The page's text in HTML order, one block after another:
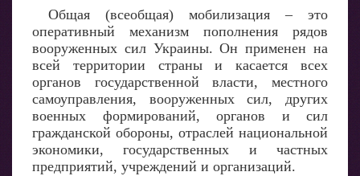
Общая (всеобщая) мобилизация – это
оперативный механизм пополнения рядов
вооруженных сил Украины. Он применен на
всей территории страны и касается всех
органов государственной власти, местного
самоуправления, вооруженных сил, других
военных формирований, органов и сил
гражданской обороны, отраслей национальной
экономики, государственных и частных
предприятий, учреждений и организаций.